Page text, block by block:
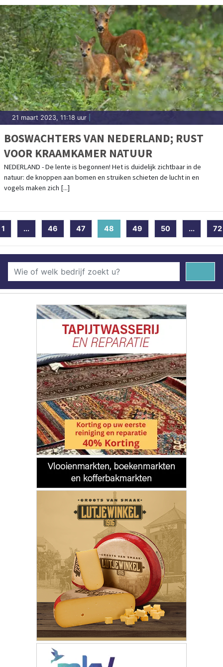
21 maart 2023, 11:18 uur
BOSWACHTERS VAN NEDERLAND; RUST
VOOR KRAAMKAMER NATUUR
NEDERLAND - De lente is begonnen! Het is duidelijk zichtbaar in de
natuur: de knoppen aan bomen en struiken schieten de lucht in en
vogels maken zich [...]
1 ... 46 47 48 (current)
49 50 ... 72